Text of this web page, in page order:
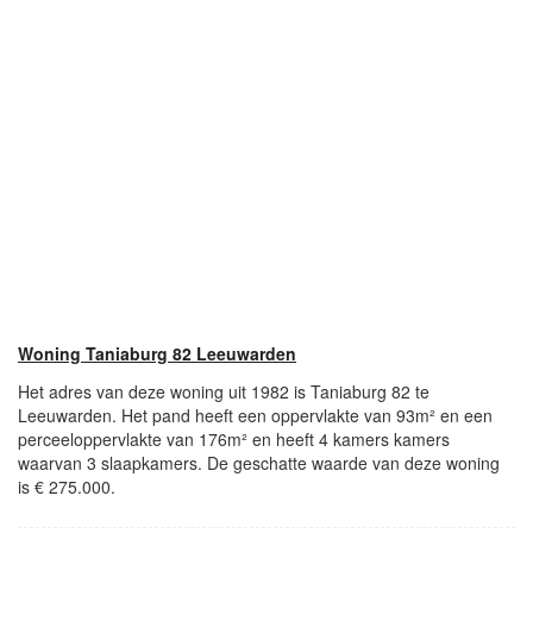
Woning Taniaburg 82 Leeuwarden
Het adres van deze woning uit 1982 is Taniaburg 82 te
Leeuwarden. Het pand heeft een oppervlakte van 93m² en een
perceeloppervlakte van 176m² en heeft 4 kamers kamers
waarvan 3 slaapkamers. De geschatte waarde van deze woning
is € 275.000.